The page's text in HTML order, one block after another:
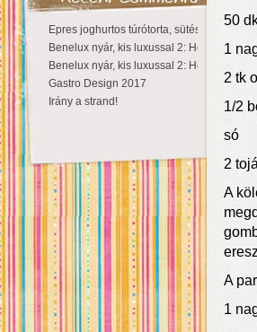
Epres joghurtos túrótorta, sütés nélkül
Benelux nyár, kis luxussal 2: Hollandia
Benelux nyár, kis luxussal 2: Hollandia
Gastro Design 2017
Irány a strand!
50
1
2 tk
1/2
só
2
A
A
1